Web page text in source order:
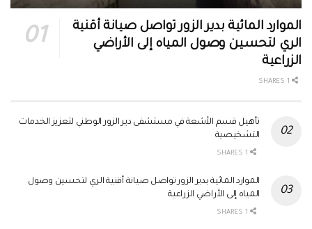
الموارد المائية بدير الزور تواصل صيانة أقنية
الري لتحسين وصول المياه إلى الأراضي
الزراعية
تأهيل قسم الأشعة في مستشفى دير الزور الوطني لتعزيز الخدمات
التشخيصية
الموارد المائية بدير الزور تواصل صيانة أقنية الري لتحسين وصول
المياه إلى الأراضي الزراعية